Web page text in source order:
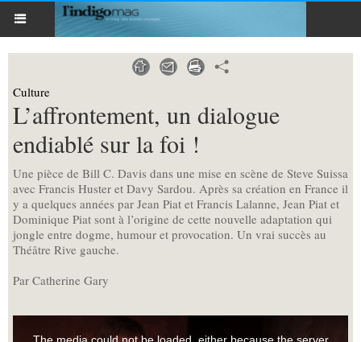
Culture
L’affrontement, un dialogue
endiablé sur la foi !
Une pièce de Bill C. Davis dans une mise en scène de Steve Suissa
avec Francis Huster et Davy Sardou. Après sa création en France il
y a quelques années par Jean Piat et Francis Lalanne, Jean Piat et
Dominique Piat sont à l’origine de cette nouvelle adaptation qui
jongle entre dogme, humour et provocation. Un vrai succès au
Théâtre Rive gauche.
Par Catherine Gary